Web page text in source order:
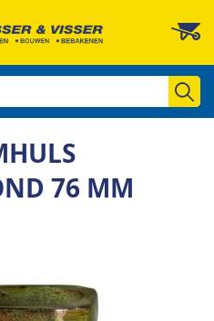
76 MM